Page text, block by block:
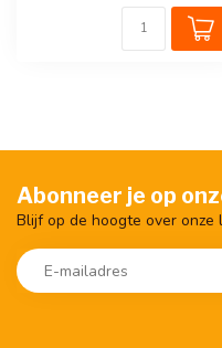
Abonneer je op
Blijf op de hoogte over onze